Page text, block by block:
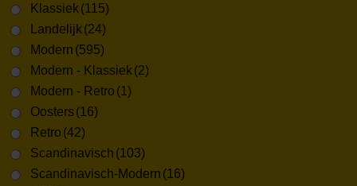
Klassiek(115)
Landelijk(24)
Modern (595)
Modern - Klassiek(2)
Modern - Retro (1)
Oosters (16)
Retro (42)
Scandinavisch (103)
Scandinavisch-Modern (16)